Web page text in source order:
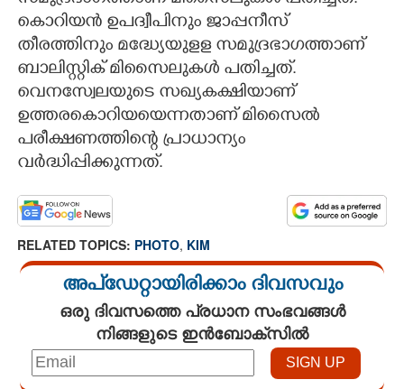
CONTACT US
കൊറിയൻ ഉപദ്വീപിനും ജാപ്പനീസ്
തീരത്തിനും മദ്ധ്യേയുളള സമുദ്രഭാഗത്താണ്
ബാലിസ്റ്റിക് മിസൈലുകൾ പതിച്ചത്.
വെനസ്വേലയുടെ സഖ്യകക്ഷിയാണ്
ഉത്തരകൊറിയയെന്നതാണ് മിസൈൽ
പരീക്ഷണത്തിന്റെ പ്രാധാന്യം
വർദ്ധിപ്പിക്കുന്നത്.
RELATED TOPICS: PHOTO, KIM
അപ്ഡേറ്റായിരിക്കാം ദിവസവും
ഒരു ദിവസത്തെ പ്രധാന സംഭവങ്ങൾ
നിങ്ങളുടെ ഇൻബോക്സിൽ